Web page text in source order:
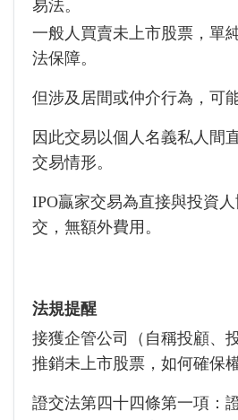
易法。
一般人買賣未上市股票，單
法保障。
但涉及居間或仲介行為，可
因此交易以個人名義私人間
交易情形。
IPO贏家交易為直接與投資
交，無額外費用。
法規提醒
接獲企管公司（自稱投顧、
推銷未上市股票，如何確保
證交法第四十四條第一項：